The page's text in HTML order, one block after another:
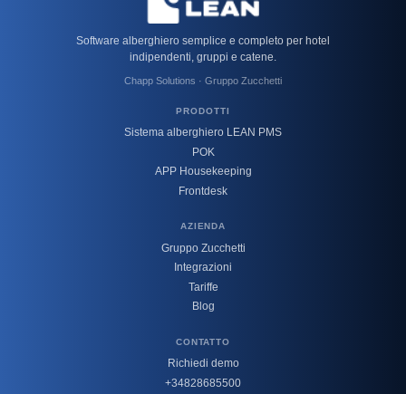
Software alberghiero semplice e completo per hotel
indipendenti, gruppi e catene.
Chapp Solutions · Gruppo Zucchetti
PRODOTTI
Sistema alberghiero LEAN PMS
POK
APP Housekeeping
Frontdesk
AZIENDA
Gruppo Zucchetti
Integrazioni
Tariffe
Blog
CONTATTO
Richiedi demo
+34828685500